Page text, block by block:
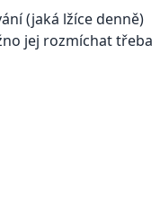
(jaká lžíce denně)
jej rozmíchat třeba